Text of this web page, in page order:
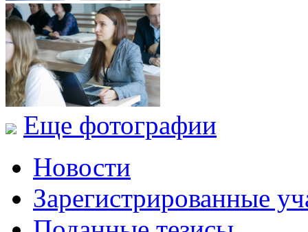
Еще фотографии
Новости
Зарегистрированные